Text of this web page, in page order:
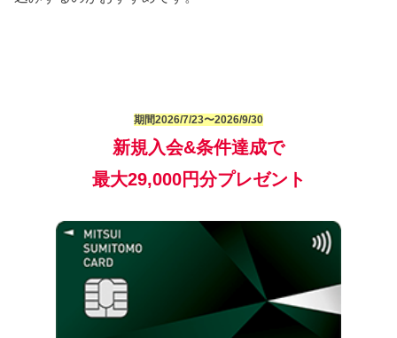
期間2026/7/23〜2026/9/30
新規入会&条件達成で
最大29,000円分プレゼント